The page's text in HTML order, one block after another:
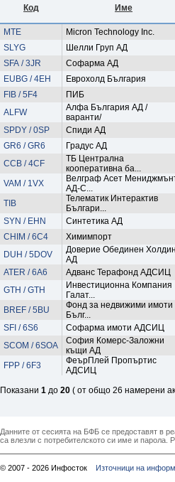
Код Име
MTE
Micron Technology Inc.
SLYG
Шелли Груп АД
SFA / 3JR
Софарма АД
EUBG / 4EH
Еврохолд България
FIB / 5F4
ПИБ
ALFW
Алфа България АД /
варанти/
SPDY / 0SP
Спиди АД
GR6 / GR6
Градус АД
CCB / 4CF
ТБ Централна
кооперативна ба...
VAM / 1VX
Велграф Асет
АД-С...
TIB
Телематик Интерактив
Българи...
SYN / EHN
Синтетика АД
CHIM / 6C4
Химимпорт
DUH / 5DOV
Доверие Обединен
АД
ATER / 6A6
Адванс Терафонд АДСИЦ
GTH / GTH
Инвестиционна Компания
Галат...
BREF / 5BU
Фонд за недвижими имоти
Бълг...
SFI / 6S6
Софарма имоти АДСИЦ
SCOM / 6SOA
София Комерс-Заложни
къщи АД
FPP / 6F3
ФеърПлей Пропъртис
АДСИЦ
Показани 1 до 20 ( от общо 26 намерени
Данните от сесията на БФБ се предоставят в
са влезли с потребителското си име и парола.
© 2007 - 2026 Инфосток Източници на